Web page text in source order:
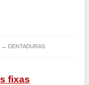
→ DENTADURAS
fixas